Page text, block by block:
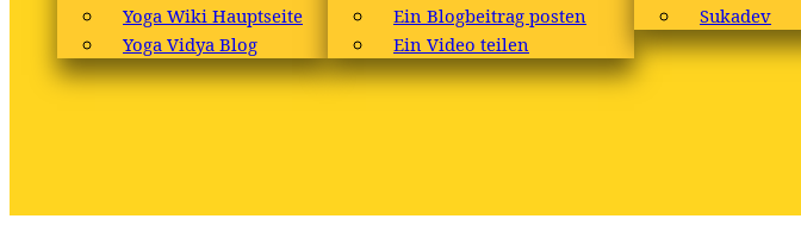
Yoga Wiki Hauptseite
Yoga Vidya Blog
Ein Blogbeitrag posten
Ein Video teilen
Sukadev